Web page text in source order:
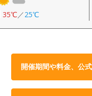
35℃／25℃
開催期間や料金、公